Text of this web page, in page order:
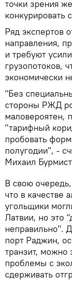
точки зрения
конкурировать
Ряд экспертов
направления,
и требуют
грузопотоков,
экономически
"Без
стороны РЖД
маловероятен,
"тарифный
пробовать
полугодии", -
Михаил
В свою
что в качестве
угольщики
Латвии, но это
неправильно".
порт Раджин,
транзит, можно
проблемы с
сдерживать